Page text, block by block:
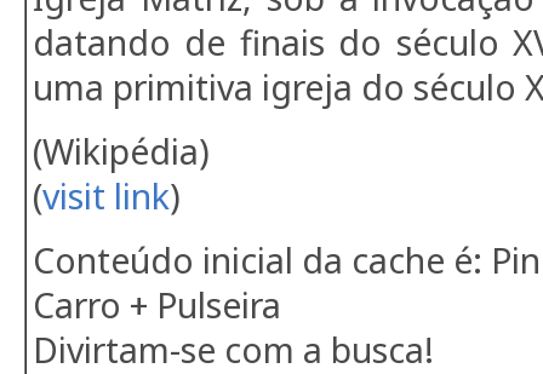
datando de finais do século
uma primitiva igreja do século
(Wikipédia)
(visit link)
Conteúdo inicial da cache é:
Carro + Pulseira
Divirtam-se com a busca!